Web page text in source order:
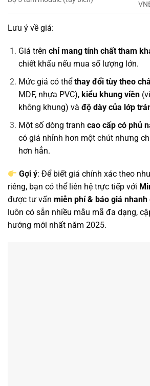
Lưu ý về giá:
Giá trên chỉ mang tính chất tham
chiết khấu nếu mua số lượng lớn.
Mức giá có thểthay đổi tùy theo
MDF, nhựa PVC), kiểu khung viền
không khung) và độ dày của lớp
Một số dòng tranh cao cấp có phủ
có giá nhỉnh hơn một chút nhưng
hơn hẳn.
Gợi ý: Để biết giá chính xác theo
riêng, bạn có thể liên hệ trực tiếp với
được tư vấn miễn phí & báo giá nhanh
luôn có sẵn nhiều mẫu mã đa dạng,
hướng mới nhất năm 2025.